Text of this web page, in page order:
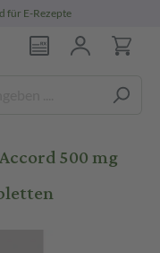
für E-Rezepte
500 mg